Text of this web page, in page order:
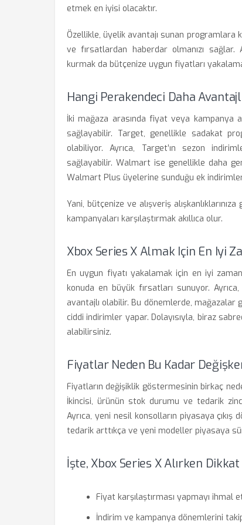
etmek en iyisi olacaktır.
Özellikle, üyelik avantajı sunan
ve fırsatlardan haberdar olmanızı sağlar.
kurmak da bütçenize uygun fiyatları
Hangi Perakendeci Daha
İki mağaza arasında fiyat veya kampanya
sağlayabilir. Target, genellikle sadakat
olabiliyor. Ayrıca, Target’ın sezon
sağlayabilir. Walmart ise genellikle daha
Walmart Plus üyelerine sunduğu ek
Yani, bütçenize ve alışveriş
kampanyaları karşılaştırmak akıllıca olur.
Xbox Series X Almak Için En Iyi
En uygun fiyatı yakalamak için en iyi
konuda en büyük fırsatları sunuyor.
avantajlı olabilir. Bu dönemlerde, mağazalar
ciddi indirimler yapar. Dolayısıyla, biraz
alabilirsiniz.
Fiyatlar Neden Bu Kadar
Fiyatların değişiklik göstermesinin birkaç
İkincisi, ürünün stok durumu ve tedarik
Ayrıca, yeni nesil konsolların piyasaya
tedarik arttıkça ve yeni modeller piyasaya
İşte, Xbox Series X Alırken
Fiyat karşılaştırması yapmayı ihmal
İndirim ve kampanya dönemlerini